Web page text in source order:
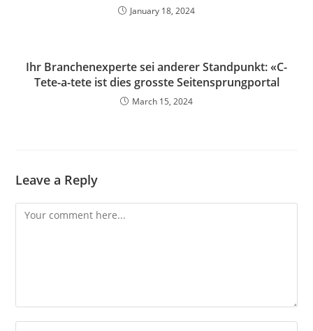
January 18, 2024
Ihr Branchenexperte sei anderer Standpunkt: «C-
Tete-a-tete ist dies grosste Seitensprungportal
March 15, 2024
Leave a Reply
Comment